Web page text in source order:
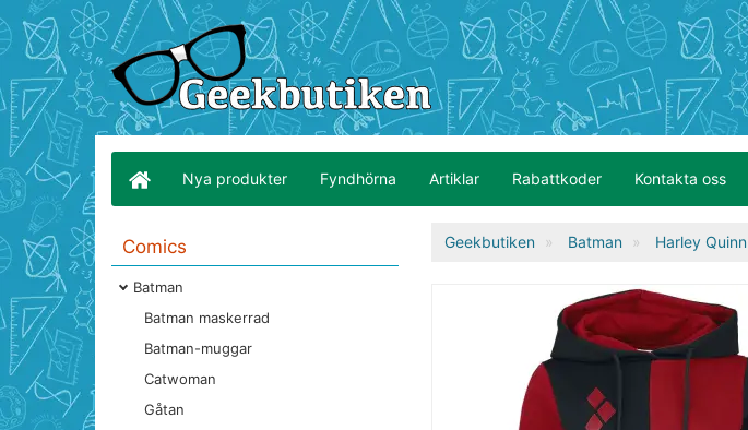
Nya produkter Fyndhörna Artiklar Rabattkoder Kontakta oss
Comics
Batman
Batman maskerrad
Batman-muggar
Catwoman
Gåtan
Geekbutiken Batman Harley Quinn